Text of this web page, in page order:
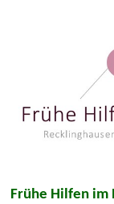
Frühe Hilfen im